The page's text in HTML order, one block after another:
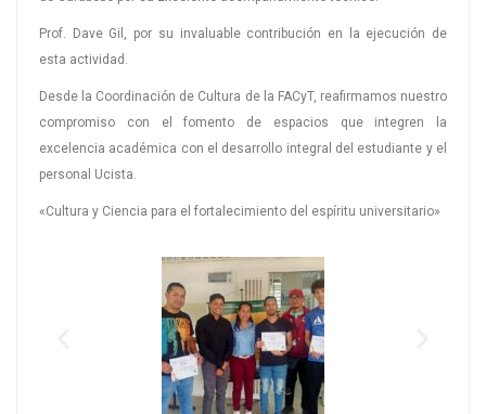
Prof. Dave Gil, por su invaluable contribución en la ejecución de
esta actividad.
Desde la Coordinación de Cultura de la FACyT, reafirmamos nuestro
compromiso con el fomento de espacios que integren la
excelencia académica con el desarrollo integral del estudiante y el
personal Ucista.
«Cultura y Ciencia para el fortalecimiento del espíritu universitario»